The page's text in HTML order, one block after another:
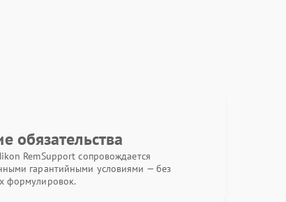
обязательства
RemSupport сопровождается
гарантийными условиями — без
формулировок.